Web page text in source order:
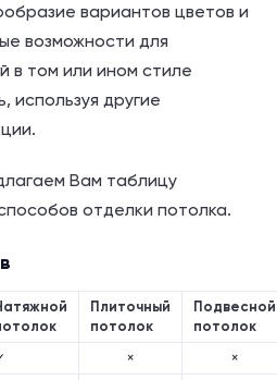
вариантов цветов и
возможности для
в том или ином стиле
используя другие
Вам таблицу
отделки потолка.
Плиточный
потолок
Подвесной
потолок
×
×